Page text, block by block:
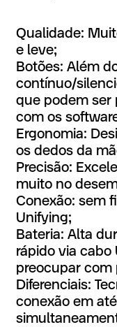
Qualidade:
e leve;
Botões: Além
contínuo/
que podem ser
com os
Ergonomia:
os dedos da
Precisão:
muito no
Conexão: sem
Unifying;
Bateria: Alta
rápido via cabo
preocupar com
Diferenciais:
conexão em